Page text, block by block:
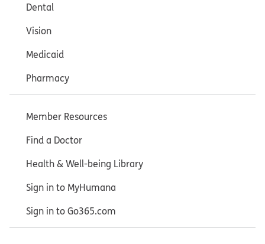
Dental
Vision
Medicaid
Pharmacy
Member Resources
Find a Doctor
Health & Well-being Library
Sign in to MyHumana
Sign in to Go365.com